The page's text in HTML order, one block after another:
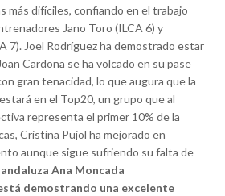
más difíciles, confiando en el trabajo
Jano Toro (ILCA 6) y
7). Joel Rodríguez ha demostrado estar
Cardona se ha volcado en su pase
gran tenacidad, lo que augura que la
en el Top20, un grupo que al
representa el primer 10% de la
Cristina Pujol ha mejorado en
aunque sigue sufriendo su falta de
Ana Moncada
demostrando una excelente